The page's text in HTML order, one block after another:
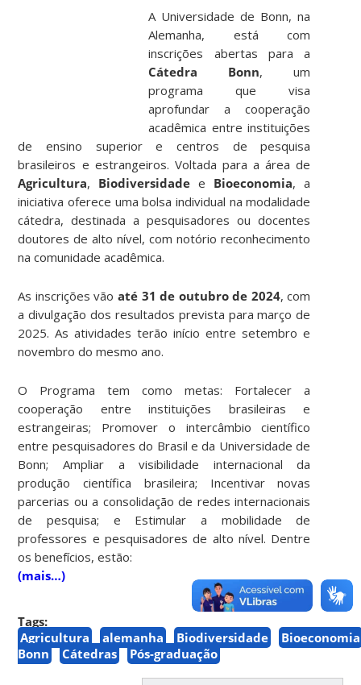
A Universidade de Bonn, na
Alemanha, está com
inscrições abertas para a
Cátedra Bonn, um
programa que visa
aprofundar a cooperação
acadêmica entre instituições
de ensino superior e centros de pesquisa
brasileiros e estrangeiros. Voltada para a área de
Agricultura, Biodiversidade e Bioeconomia, a
iniciativa oferece uma bolsa individual na modalidade
cátedra, destinada a pesquisadores ou docentes
doutores de alto nível, com notório reconhecimento
na comunidade acadêmica.
As inscrições vãoaté 31 de outubro de 2024, com
a divulgação dos resultados prevista para março de
2025. As atividades terão início entre setembro e
novembro do mesmo ano.
O Programa tem como metas: Fortalecer a
cooperação entre instituições brasileiras e
estrangeiras; Promover o intercâmbio científico
entre pesquisadores do Brasil e da Universidade de
Bonn; Ampliar a visibilidade internacional da
produção científica brasileira; Incentivar novas
parcerias ou a consolidação de redes internacionais
de pesquisa; e Estimular a mobilidade de
professores e pesquisadores de alto nível. Dentre
os benefícios, estão:
(mais…)
Tags:
Agricultura
alemanha Biodiversidade
Bioeconomia
Bonn
Cátedras Pós-graduação